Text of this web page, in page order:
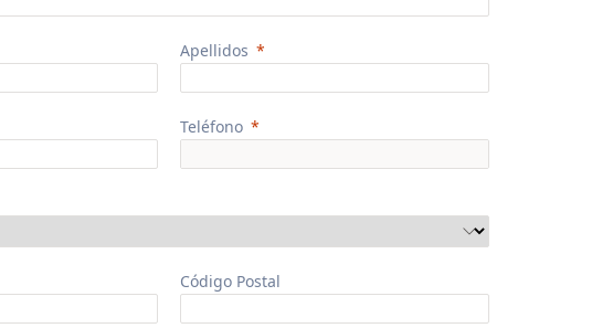
Apellidos
Teléfono
Código Postal